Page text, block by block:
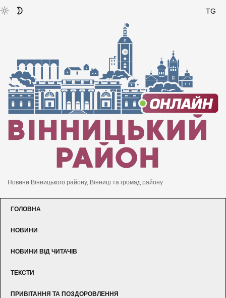
TG
Новини Вінницького району, Вінниці та громад району
ГОЛОВНА
НОВИНИ
НОВИНИ ВІД ЧИТАЧІВ
ТЕКСТИ
ПРИВІТАННЯ ТА ПОЗДОРОВЛЕННЯ